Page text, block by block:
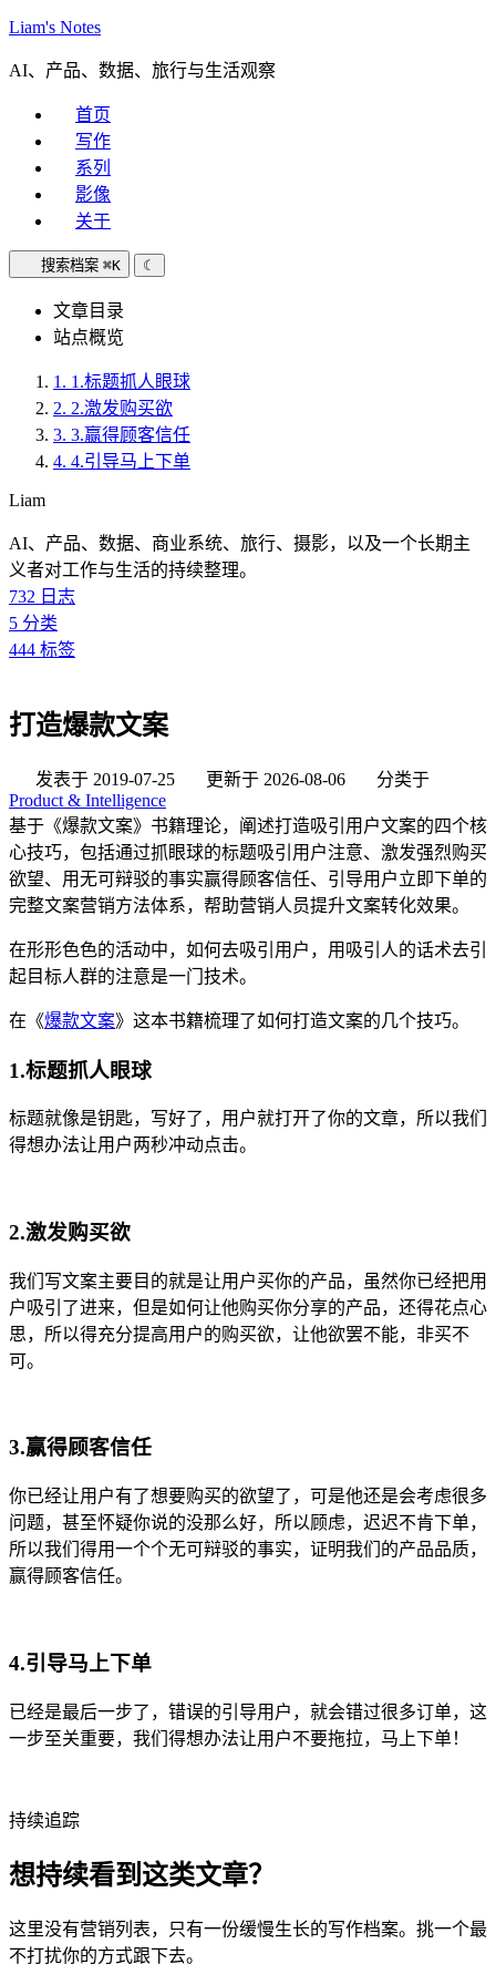
Liam's Notes
AI、产品、数据、旅行与生活观察
首页
写作
系列
影像
关于
搜索档案 ⌘K ☾
文章目录
站点概览
1. 1.标题抓人眼球
2. 2.激发购买欲
3. 3.赢得顾客信任
4. 4.引导马上下单
Liam
AI、产品、数据、商业系统、旅行、摄影，以及一个长期主
义者对工作与生活的持续整理。
732 日志
5 分类
444 标签
打造爆款文案
发表于 2019-07-25 更新于 2026-08-06
分类于
Product & Intelligence
基于《爆款文案》书籍理论，阐述打造吸引用户文案的四个核
心技巧，包括通过抓眼球的标题吸引用户注意、激发强烈购买
欲望、用无可辩驳的事实赢得顾客信任、引导用户立即下单的
完整文案营销方法体系，帮助营销人员提升文案转化效果。
在形形色色的活动中，如何去吸引用户，用吸引人的话术去引
起目标人群的注意是一门技术。
在《爆款文案》这本书籍梳理了如何打造文案的几个技巧。
1.标题抓人眼球
标题就像是钥匙，写好了，用户就打开了你的文章，所以我们
得想办法让用户两秒冲动点击。
2.激发购买欲
我们写文案主要目的就是让用户买你的产品，虽然你已经把用
户吸引了进来，但是如何让他购买你分享的产品，还得花点心
思，所以得充分提高用户的购买欲，让他欲罢不能，非买不
可。
3.赢得顾客信任
你已经让用户有了想要购买的欲望了，可是他还是会考虑很多
问题，甚至怀疑你说的没那么好，所以顾虑，迟迟不肯下单，
所以我们得用一个个无可辩驳的事实，证明我们的产品品质，
赢得顾客信任。
4.引导马上下单
已经是最后一步了，错误的引导用户，就会错过很多订单，这
一步至关重要，我们得想办法让用户不要拖拉，马上下单！
持续追踪
想持续看到这类文章？
这里没有营销列表，只有一份缓慢生长的写作档案。挑一个最
不打扰你的方式跟下去。